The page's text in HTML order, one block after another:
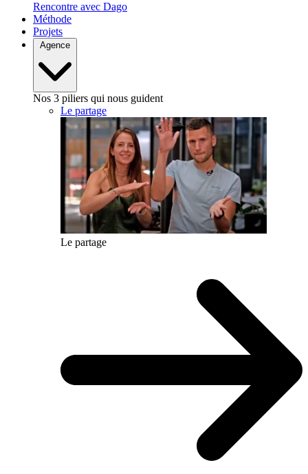
Rencontre avec Dago
Méthode
Projets
Agence
Nos 3 piliers qui nous guident
Le partage
Le partage